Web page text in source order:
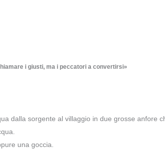
i giusti, ma i peccatori a convertirsi»
dalla sorgente al villaggio in due grosse anfore
una goccia.